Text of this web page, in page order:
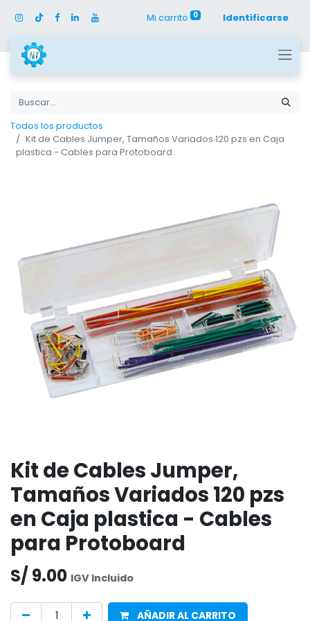
Mi carrito 0 Identificarse
Todos los productos
Kit de Cables Jumper, Tamaños Variados 120 pzs en Caja
plastica - Cables para Protoboard
Kit de Cables Jumper,
Tamaños Variados 120 pzs
en Caja plastica - Cables
para Protoboard
S/ 9.00 IGV Incluido
AÑADIR AL CARRITO